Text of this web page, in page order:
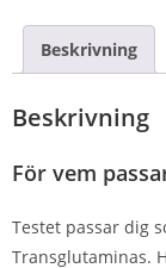
Beskrivning
Beskrivning
För vem
Testet passar dig
Transglutaminas.